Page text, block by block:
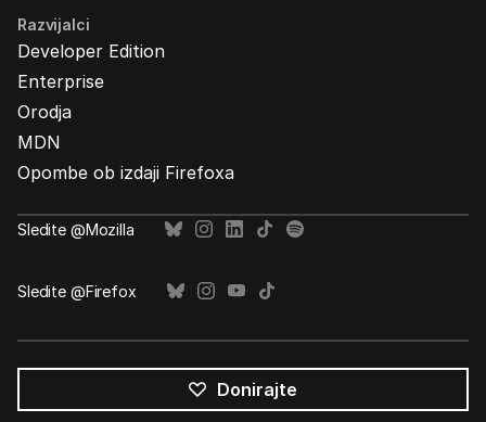
Razvijalci
Developer Edition
Enterprise
Orodja
MDN
Opombe ob izdaji Firefoxa
Sledite @Mozilla
Sledite @Firefox
Donirajte